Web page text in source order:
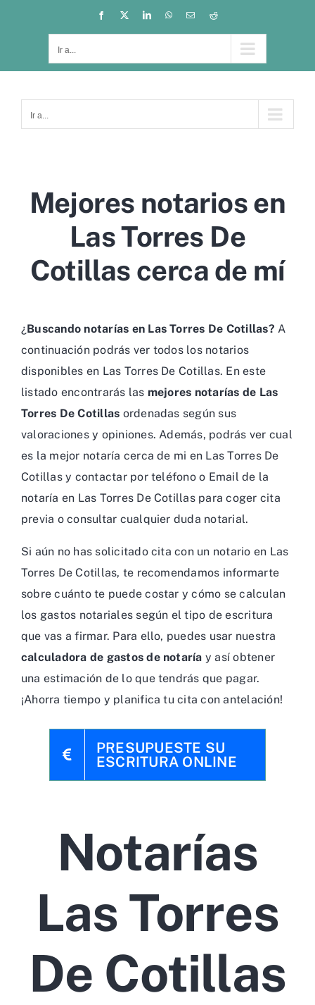
Facebook
X LinkedInWhatsAppCorreo
electrónico
Reddit
Ir a...
Ir a...
Mejores notarios en
Las Torres De
Cotillas cerca de mí
¿Buscando notarías en Las Torres De Cotillas? A
continuación podrás ver todos los notarios
disponibles en Las Torres De Cotillas. En este
listado encontrarás las mejores notarías de Las
Torres De Cotillas ordenadas según sus
valoraciones y opiniones. Además, podrás ver cual
es la mejor notaría cerca de mi en Las Torres De
Cotillas y contactar por teléfono o Email de la
notaría en Las Torres De Cotillas para coger cita
previa o consultar cualquier duda notarial.
Si aún no has solicitado cita con un notario en Las
Torres De Cotillas, te recomendamos informarte
sobre cuánto te puede costar y cómo se calculan
los gastos notariales según el tipo de escritura
que vas a firmar. Para ello, puedes usar nuestra
calculadora de gastos de notaría y así obtener
una estimación de lo que tendrás que pagar.
¡Ahorra tiempo y planifica tu cita con antelación!
PRESUPUESTE SU
ESCRITURA ONLINE
Notarías
Las Torres
De Cotillas